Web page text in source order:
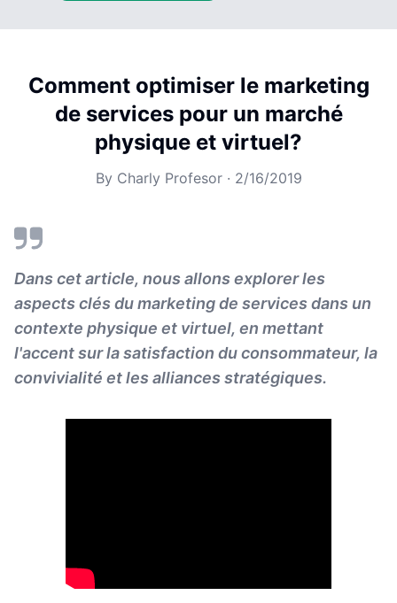
Comment optimiser le marketing
de services pour un marché
physique et virtuel?
By Charly Profesor· 2/16/2019
Dans cet article, nous allons explorer les
aspects clés du marketing de services dans un
contexte physique et virtuel, en mettant
l'accent sur la satisfaction du consommateur, la
convivialité et les alliances stratégiques.